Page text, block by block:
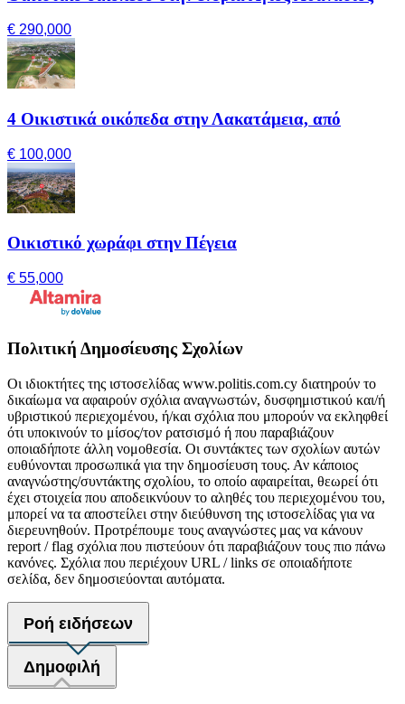
€ 290,000
4 Οικιστικά οικόπεδα στην Λακατάμεια, από
€ 100,000
Οικιστικό χωράφι στην Πέγεια
€ 55,000
Πολιτική Δημοσίευσης Σχολίων
Οι ιδιοκτήτες της ιστοσελίδας www.politis.com.cy διατηρούν το
δικαίωμα να αφαιρούν σχόλια αναγνωστών, δυσφημιστικού και/ή
υβριστικού περιεχομένου, ή/και σχόλια που μπορούν να εκληφθεί
ότι υποκινούν το μίσος/τον ρατσισμό ή που παραβιάζουν
οποιαδήποτε άλλη νομοθεσία. Οι συντάκτες των σχολίων αυτών
ευθύνονται προσωπικά για την δημοσίευση τους. Αν κάποιος
αναγνώστης/συντάκτης σχολίου, το οποίο αφαιρείται, θεωρεί ότι
έχει στοιχεία που αποδεικνύουν το αληθές του περιεχομένου του,
μπορεί να τα αποστείλει στην διεύθυνση της ιστοσελίδας για να
διερευνηθούν. Προτρέπουμε τους αναγνώστες μας να κάνουν
report / flag σχόλια που πιστεύουν ότι παραβιάζουν τους πιο πάνω
κανόνες. Σχόλια που περιέχουν URL / links σε οποιαδήποτε
σελίδα, δεν δημοσιεύονται αυτόματα.
Ροή ειδήσεων
Δημοφιλή